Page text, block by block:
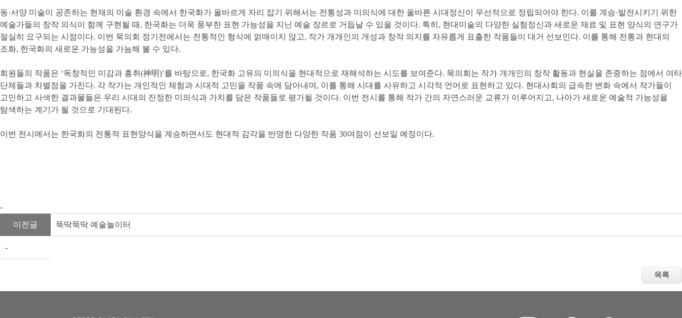
동·서양 미술이 공존하는 현재의 미술 환경 속에서 한국화가 올바르게 자리 잡기 위해서는 전통성과 미의식에 대한 올바른 시대정신이 우선적으로 정립되어야 한다. 이를 계승·발전시키기 위한
예술가들의 창작 의식이 함께 구현될 때, 한국화는 더욱 풍부한 표현 가능성을 지닌 예술 장르로 거듭날 수 있을 것이다. 특히, 현대미술의 다양한 실험정신과 새로운 재료 및 표현 양식의 연구가
절실히 요구되는 시점이다. 이번 묵의회 정기전에서는 전통적인 형식에 얽매이지 않고, 작가 개개인의 개성과 창작 의지를 자유롭게 표출한 작품들이 대거 선보인다. 이를 통해 전통과 현대의
조화, 한국화의 새로운 가능성을 가늠해 볼 수 있다.
회원들의 작품은 ‘독창적인 미감과 흥취(神明)’를 바탕으로, 한국화 고유의 미의식을 현대적으로 재해석하는 시도를 보여준다. 묵의회는 작가 개개인의 창작 활동과 현실을 존중하는 점에서 여타
단체들과 차별점을 가진다. 각 작가는 개인적인 체험과 시대적 고민을 작품 속에 담아내며, 이를 통해 시대를 사유하고 시각적 언어로 표현하고 있다. 현대사회의 급속한 변화 속에서 작가들이
고민하고 사색한 결과물들은 우리 시대의 진정한 미의식과 가치를 담은 작품들로 평가될 것이다. 이번 전시를 통해 작가 간의 자연스러운 교류가 이루어지고, 나아가 새로운 예술적 가능성을
탐색하는 계기가 될 것으로 기대된다.
이번 전시에서는 한국화의 전통적 표현양식을 계승하면서도 현대적 감각을 반영한 다양한 작품 30여점이 선보일 예정이다.
-
이전글 뚝딱뚝딱 예술놀이터
-